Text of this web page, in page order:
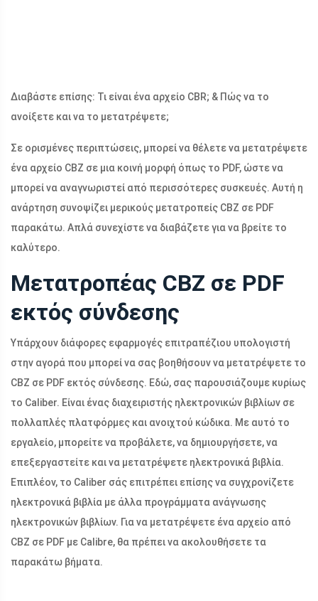
Διαβάστε επίσης: Τι είναι ένα αρχείο CBR; & Πώς να το
ανοίξετε και να το μετατρέψετε;
Σε ορισμένες περιπτώσεις, μπορεί να θέλετε να μετατρέψετε
ένα αρχείο CBZ σε μια κοινή μορφή όπως το PDF, ώστε να
μπορεί να αναγνωριστεί από περισσότερες συσκευές. Αυτή η
ανάρτηση συνοψίζει μερικούς μετατροπείς CBZ σε PDF
παρακάτω. Απλά συνεχίστε να διαβάζετε για να βρείτε το
καλύτερο.
Μετατροπέας CBZ σε PDF
εκτός σύνδεσης
Υπάρχουν διάφορες εφαρμογές επιτραπέζιου υπολογιστή
στην αγορά που μπορεί να σας βοηθήσουν να μετατρέψετε το
CBZ σε PDF εκτός σύνδεσης. Εδώ, σας παρουσιάζουμε κυρίως
το Caliber. Είναι ένας διαχειριστής ηλεκτρονικών βιβλίων σε
πολλαπλές πλατφόρμες και ανοιχτού κώδικα. Με αυτό το
εργαλείο, μπορείτε να προβάλετε, να δημιουργήσετε, να
επεξεργαστείτε και να μετατρέψετε ηλεκτρονικά βιβλία.
Επιπλέον, το Caliber σάς επιτρέπει επίσης να συγχρονίζετε
ηλεκτρονικά βιβλία με άλλα προγράμματα ανάγνωσης
ηλεκτρονικών βιβλίων. Για να μετατρέψετε ένα αρχείο από
CBZ σε PDF με Calibre, θα πρέπει να ακολουθήσετε τα
παρακάτω βήματα.